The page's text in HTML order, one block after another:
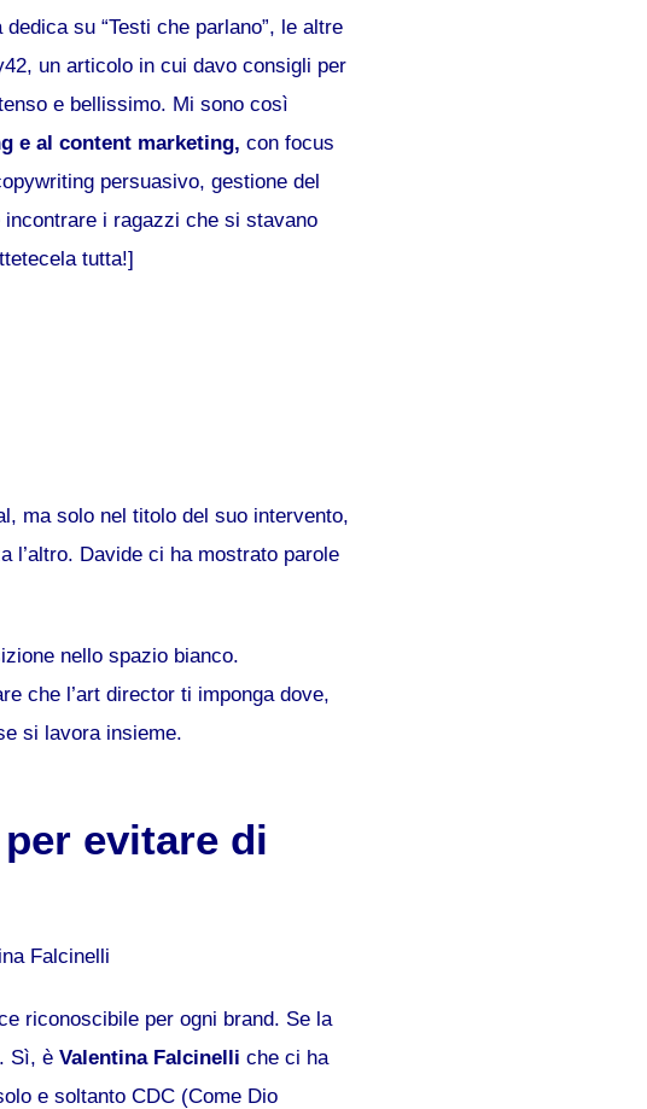
su “Testi che parlano”, le altre
un articolo in cui davo consigli per
e bellissimo. Mi sono così
e al content marketing, con focus
persuasivo, gestione del
i ragazzi che si stavano
tutta!]
ma solo nel titolo del suo intervento,
l’altro. Davide ci ha mostrato parole
nello spazio bianco.
che l’art director ti imponga dove,
si lavora insieme.
evitare di
riconoscibile per ogni brand. Se la
Sì, è Valentina Falcinelli che ci ha
e soltanto CDC (Come Dio